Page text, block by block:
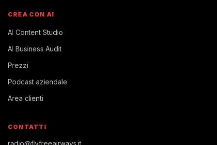
CREA CON AI
AI Content Studio
AI Business Audit
Prezzi
Podcast aziendale
Area clienti
CONTATTI
radio@flyfreeairways.it